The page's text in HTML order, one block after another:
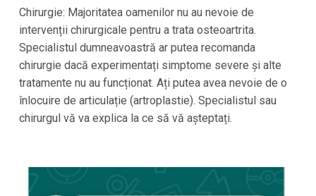
Chirurgie: Majoritatea oamenilor nu au nevoie de
intervenții chirurgicale pentru a trata osteoartrita.
Specialistul dumneavoastră ar putea recomanda
chirurgie dacă experimentați simptome severe și alte
tratamente nu au funcționat. Ați putea avea nevoie de o
înlocuire de articulație (artroplastie). Specialistul sau
chirurgul vă va explica la ce să vă așteptați.